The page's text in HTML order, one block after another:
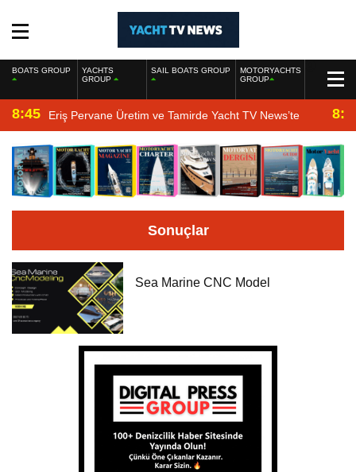
BOATS GROUP
YACHTS
GROUP
SAIL BOATS GROUP
MOTORYACHTS
GROUP
8:45 Eriş Pervane Üretim ve Tamirde Yacht TV News’te
Sonuçlar
Sea Marine CNC Model